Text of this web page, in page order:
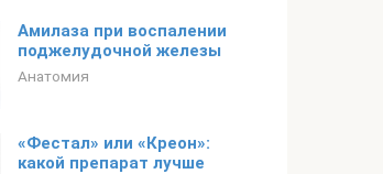
Амилаза при воспалении
поджелудочной железы
Анатомия
«Фестал» или «Креон»:
какой препарат лучше